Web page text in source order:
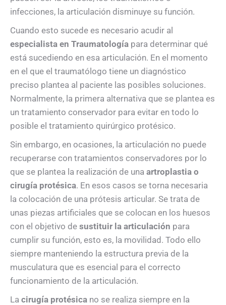
infecciones, la articulación disminuye su función.
Cuando esto sucede es necesario acudir al
especialista en Traumatología para determinar qué
está sucediendo en esa articulación. En el momento
en el que el traumatólogo tiene un diagnóstico
preciso plantea al paciente las posibles soluciones.
Normalmente, la primera alternativa que se plantea es
un tratamiento conservador para evitar en todo lo
posible el tratamiento quirúrgico protésico.
Sin embargo, en ocasiones, la articulación no puede
recuperarse con tratamientos conservadores por lo
que se plantea la realización de una artroplastia o
cirugía protésica. En esos casos se torna necesaria
la colocación de una prótesis articular. Se trata de
unas piezas artificiales que se colocan en los huesos
con el objetivo de sustituir la articulación para
cumplir su función, esto es, la movilidad. Todo ello
siempre manteniendo la estructura previa de la
musculatura que es esencial para el correcto
funcionamiento de la articulación.
La cirugía protésica no se realiza siempre en la